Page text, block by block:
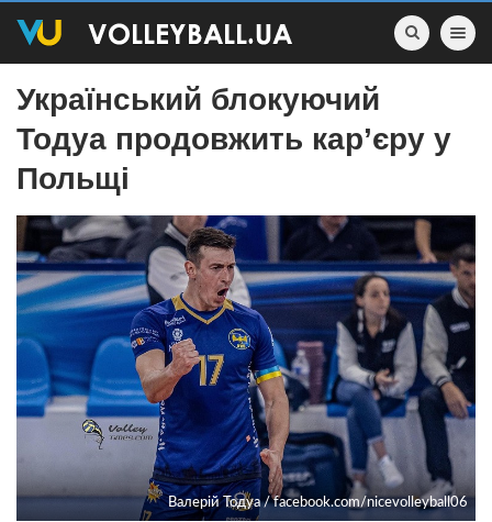
Toggle
Український блокуючий
Тодуа продовжить кар’єру у
Польщі
Валерій Тодуа / facebook.com/nicevolleyball06